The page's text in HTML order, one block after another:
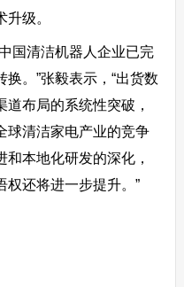
级。
清洁机器人企业已完
换。”张毅表示，“出货数
布局的系统性突破，
球清洁家电产业的竞争
本地化研发的深化，
权还将进一步提升。”